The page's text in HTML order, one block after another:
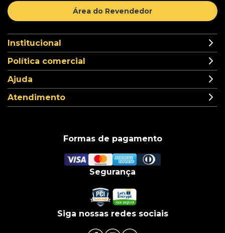
Área do Revendedor
Institucional
Política comercial
Ajuda
Atendimento
Formas de pagamento
Segurança
Siga nossas redes sociais